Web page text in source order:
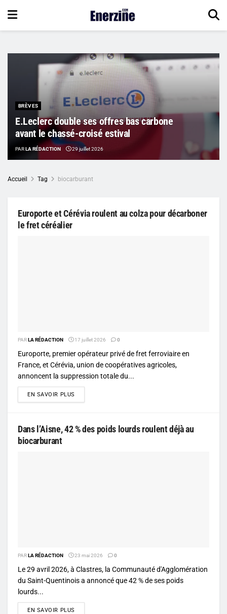
BRÈVES
E.Leclerc double ses offres bas carbone
avant le chassé-croisé estival
PARLA RÉDACTION 29 juillet 2026
Accueil Tag biocarburant
Europorte et Cérévia roulent au colza pour décarboner
le fret céréalier
PARLA RÉDACTION 17 juillet 2026 0
Europorte, premier opérateur privé de fret ferroviaire en
France, et Cérévia, union de coopératives agricoles,
annoncent la suppression totale du...
EN SAVOIR PLUS
Dans l’Aisne, 42 % des poids lourds roulent déjà au
biocarburant
PARLA RÉDACTION 23 mai 2026 0
Le 29 avril 2026, à Clastres, la Communauté d'Agglomération
du Saint-Quentinois a annoncé que 42 % de ses poids
lourds...
EN SAVOIR PLUS